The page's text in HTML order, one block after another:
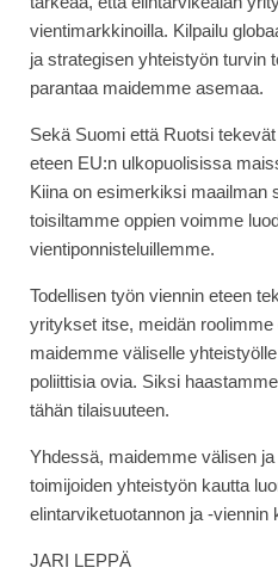
vientimarkkinoilla. Kilpailu
ja strategisen yhteistyön turvin
parantaa maidemme asemaa.
Sekä Suomi että Ruotsi
eteen EU:n ulkopuolisissa
Kiina on esimerkiksi maailman
toisiltamme oppien voimme
vientiponnisteluillemme.
Todellisen työn viennin eteen
yritykset itse, meidän
maidemme väliselle
poliittisia ovia. Siksi
tähän tilaisuuteen.
Yhdessä, maidemme välisen
toimijoiden yhteistyön kautta
elintarviketuotannon ja -viennin
JARI LEPPÄ